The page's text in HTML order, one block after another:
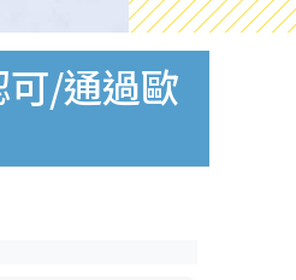
/通過歐